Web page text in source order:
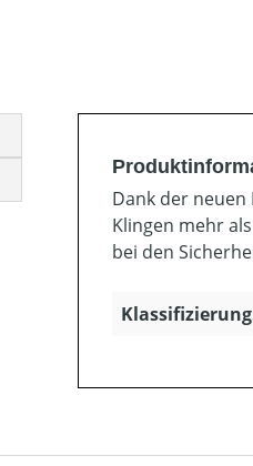
Dank der
Klingen mehr
bei den